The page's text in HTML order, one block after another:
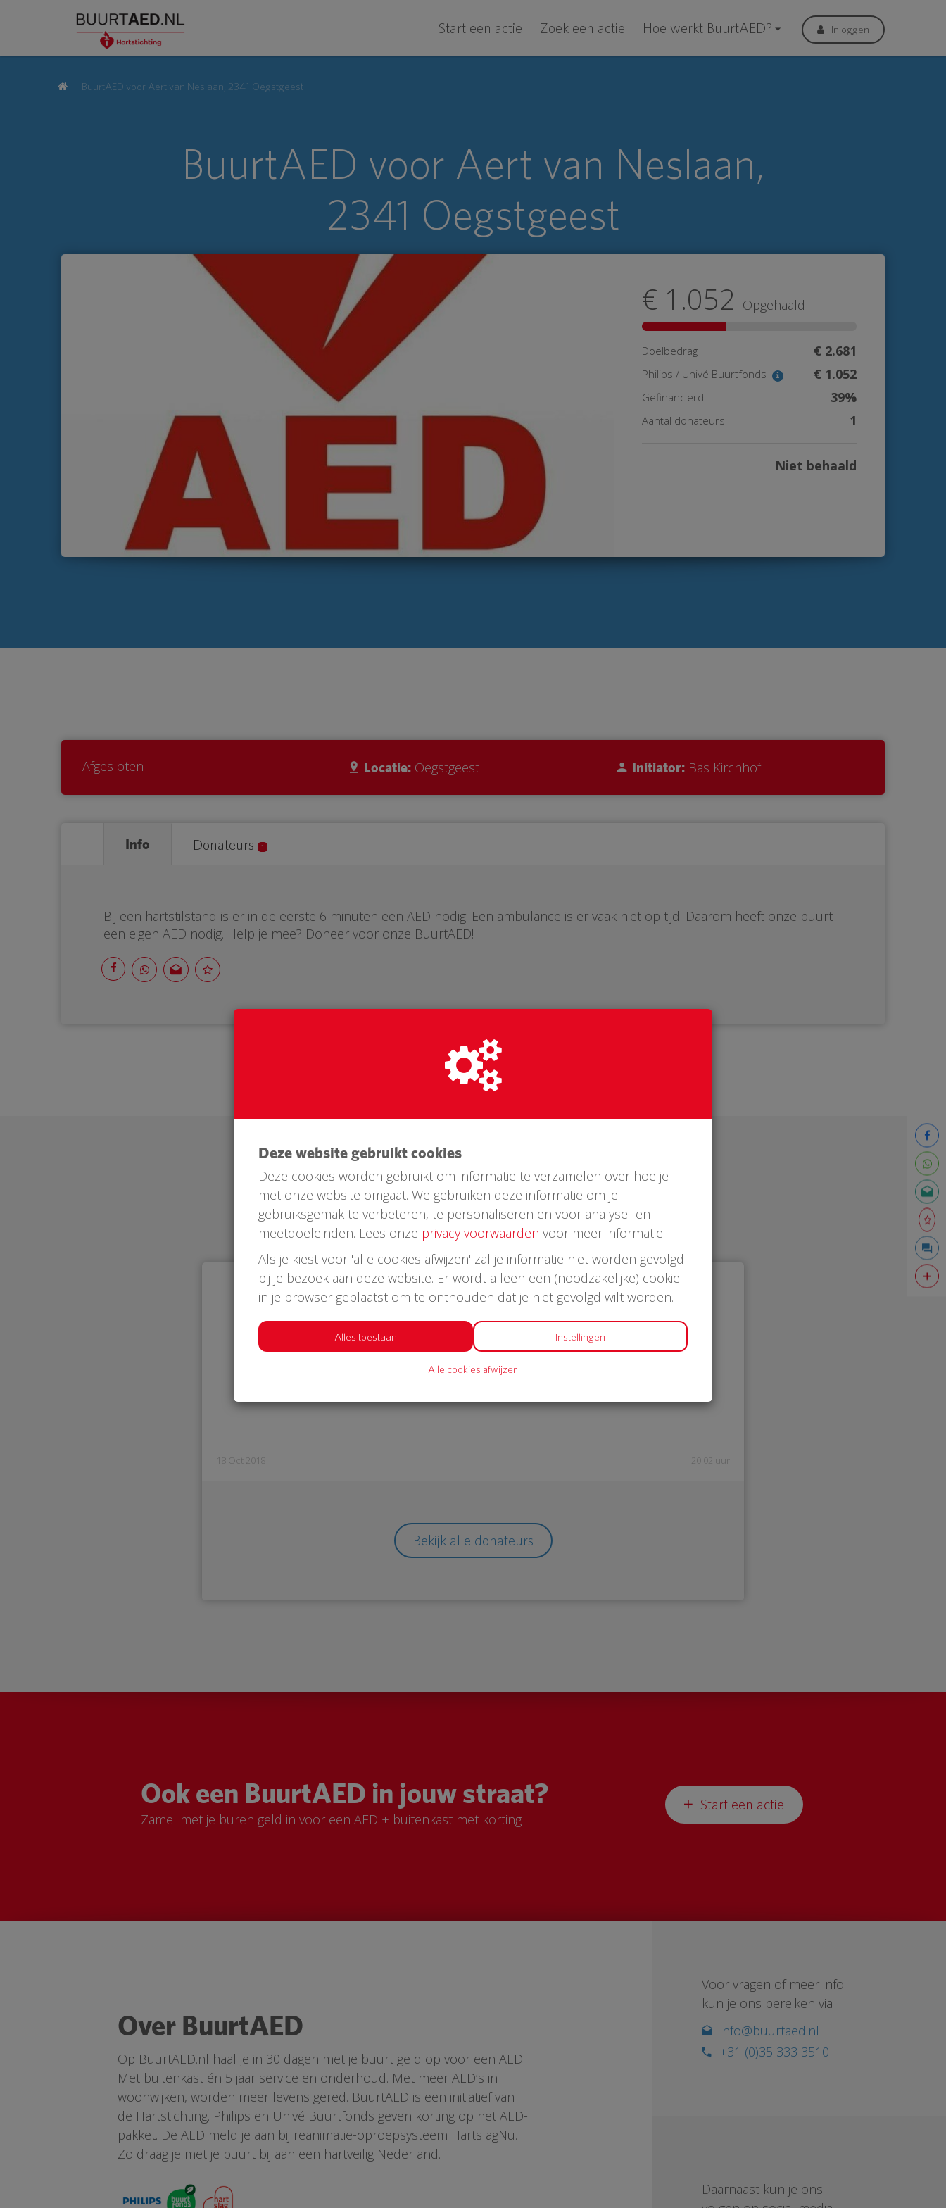
Start een actie Zoek een actie Hoe werkt BuurtAED? Inloggen
BuurtAED voor Aert van Neslaan, 2341 Oegstgeest
BuurtAED voor Aert van Neslaan,
2341 Oegstgeest
€ 1.052 Opgehaald
Doelbedrag € 2.681
Philips / Univé Buurtfonds € 1.052
Gefinancierd 39%
Aantal donateurs 1
Niet behaald
Afgesloten Locatie: Oegstgeest Initiator: Bas Kirchhof
Info Donateurs 1
Bij een hartstilstand is er in de eerste 6 minuten een AED nodig. Een ambulance is er vaak niet op tijd. Daarom heeft onze buurt
een eigen AED nodig. Help je mee? Doneer voor onze BuurtAED!
Laatste donaties
€ 1.052
18 Oct 2018 20:02 uur
Bekijk alle donateurs
Ook een BuurtAED in jouw straat?
Zamel met je buren geld in voor een AED + buitenkast met korting
Start een actie
Over BuurtAED
Op BuurtAED.nl haal je in 30 dagen met je buurt geld op voor een AED.
Met buitenkast én 5 jaar service en onderhoud. Met meer AED’s in
woonwijken, worden meer levens gered. BuurtAED is een initiatief van
de Hartstichting. Philips en Univé Buurtfonds geven korting op het AED-
pakket. De AED meld je aan bij reanimatie-oproepsysteem HartslagNu.
Zo draag je met je buurt bij aan een hartveilig Nederland.
Voor vragen of meer info
kun je ons bereiken via
info@buurtaed.nl
+31 (0)35 333 3510
Daarnaast kun je ons
Deze website gebruikt cookies
Deze cookies worden gebruikt om informatie te verzamelen over hoe je
met onze website omgaat. We gebruiken deze informatie om je
gebruiksgemak te verbeteren, te personaliseren en voor analyse- en
meetdoeleinden. Lees onze privacy voorwaarden voor meer informatie.
Als je kiest voor 'alle cookies afwijzen' zal je informatie niet worden gevolgd
bij je bezoek aan deze website. Er wordt alleen een (noodzakelijke) cookie
in je browser geplaatst om te onthouden dat je niet gevolgd wilt worden.
Alles toestaan Instellingen
Alle cookies afwijzen